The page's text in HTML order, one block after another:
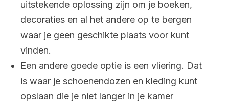
uitstekende oplossing zijn om je boeken,
decoraties en al het andere op te bergen
waar je geen geschikte plaats voor kunt
vinden.
Een andere goede optie is een vliering. Dat
is waar je schoenendozen en kleding kunt
opslaan die je niet langer in je kamer